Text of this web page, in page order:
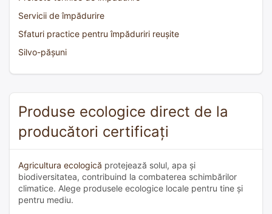
Servicii de împădurire
Sfaturi practice pentru împăduriri reușite
Silvo-pășuni
Produse ecologice direct de la
producători certificați
Agricultura ecologică protejează solul, apa și
biodiversitatea, contribuind la combaterea schimbărilor
climatice. Alege produsele ecologice locale pentru tine și
pentru mediu.